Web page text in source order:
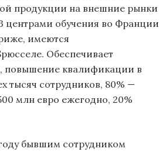
продукции на внешние рынки
центрами обучения во Франции
имеются
Обеспечивает
повышение квалификации в
тысяч сотрудников, 80% —
млн евро ежегодно, 20%
бывшим сотрудником